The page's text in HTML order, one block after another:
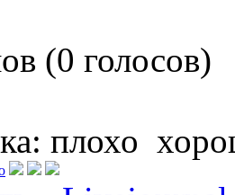
(0 голосов)
плохо